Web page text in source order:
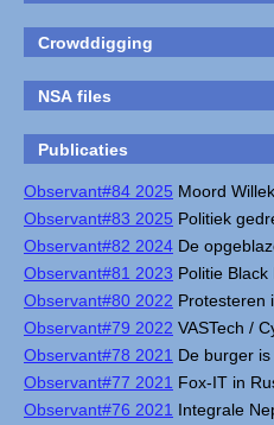
Crowddigging
NSA files
Publicaties
Observant#84 2025 Moord
Observant#83 2025 Politiek
Observant#82 2024 De
Observant#81 2023 Politie Black
Observant#80 2022 Protesteren
Observant#79 2022 VASTech /
Observant#78 2021 De burger
Observant#77 2021 Fox-IT in
Observant#76 2021 Integrale